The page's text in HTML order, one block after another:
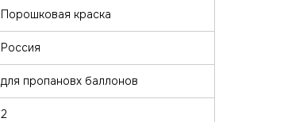
Порошковая краска
Россия
для пропановх баллонов
2